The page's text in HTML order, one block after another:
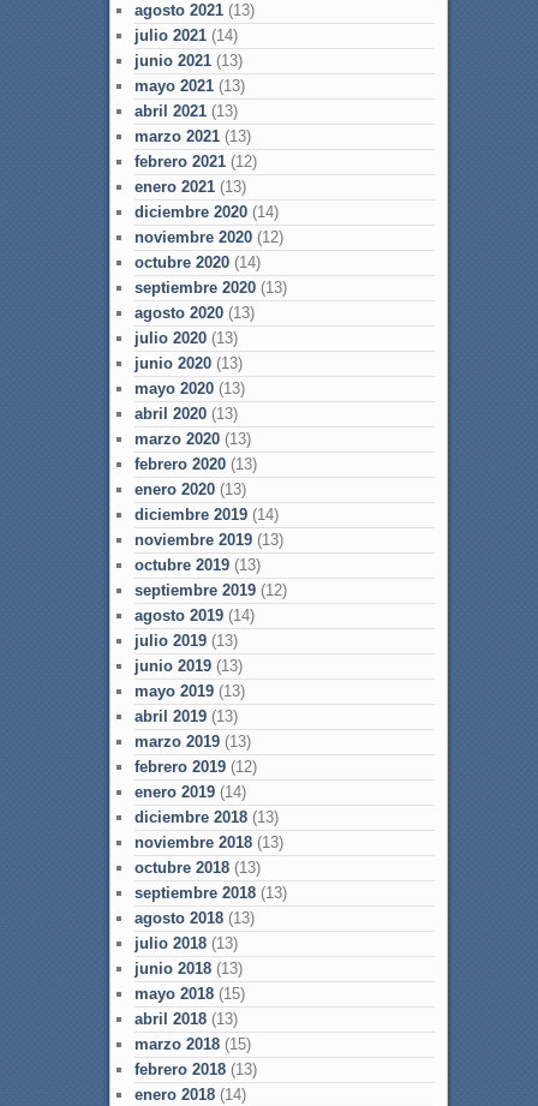
agosto 2021(13)
julio 2021(14)
junio 2021(13)
mayo 2021(13)
abril 2021(13)
marzo 2021(13)
febrero 2021(12)
enero 2021(13)
diciembre 2020(14)
noviembre 2020(12)
octubre 2020(14)
septiembre 2020(13)
agosto 2020(13)
julio 2020(13)
junio 2020(13)
mayo 2020(13)
abril 2020(13)
marzo 2020(13)
febrero 2020(13)
enero 2020(13)
diciembre 2019(14)
noviembre 2019(13)
octubre 2019(13)
septiembre 2019(12)
agosto 2019(14)
julio 2019(13)
junio 2019(13)
mayo 2019(13)
abril 2019(13)
marzo 2019(13)
febrero 2019(12)
enero 2019(14)
diciembre 2018(13)
noviembre 2018(13)
octubre 2018(13)
septiembre 2018(13)
agosto 2018(13)
julio 2018(13)
junio 2018(13)
mayo 2018(15)
abril 2018(13)
marzo 2018(15)
febrero 2018(13)
enero 2018(14)